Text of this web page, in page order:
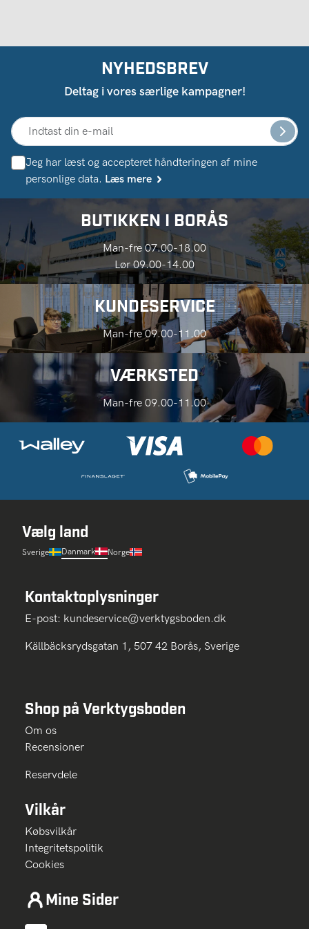
NYHEDSBREV
Deltag i vores særlige kampagner!
Jeg har læst og accepteret håndteringen af ​​mine
personlige data. Læs mere
BUTIKKEN I BORÅS
Man-fre 07.00-18.00
Lør 09.00-14.00
KUNDESERVICE
Man-fre 09.00-11.00
VÆRKSTED
Man-fre 09.00-11.00
Vælg land
Sverige Danmark Norge
Kontaktoplysninger
E-post: kundeservice@verktygsboden.dk
Källbäcksrydsgatan 1, 507 42 Borås, Sverige
Shop på Verktygsboden
Om os
Recensioner
Reservdele
Vilkår
Købsvilkår
Integritetspolitik
Cookies
Mine Sider